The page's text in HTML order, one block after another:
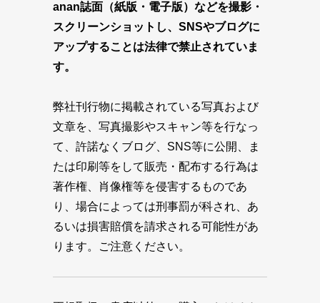
anan誌面（紙版・電子版）などを撮影・
スクリーンショットし、SNSやブログに
アップすることは法律で禁止されていま
す。
弊社刊行物に掲載されている写真および
文章を、写真撮影やスキャン等を行なっ
て、許諾なくブログ、SNS等に公開、ま
たは印刷等をして販売・配布する行為は
著作権、肖像権等を侵害するものであ
り、場合によっては刑事罰が科され、あ
るいは損害賠償を請求される可能性があ
ります。ご注意ください。